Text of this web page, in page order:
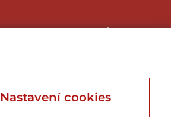
Nastavení cookies